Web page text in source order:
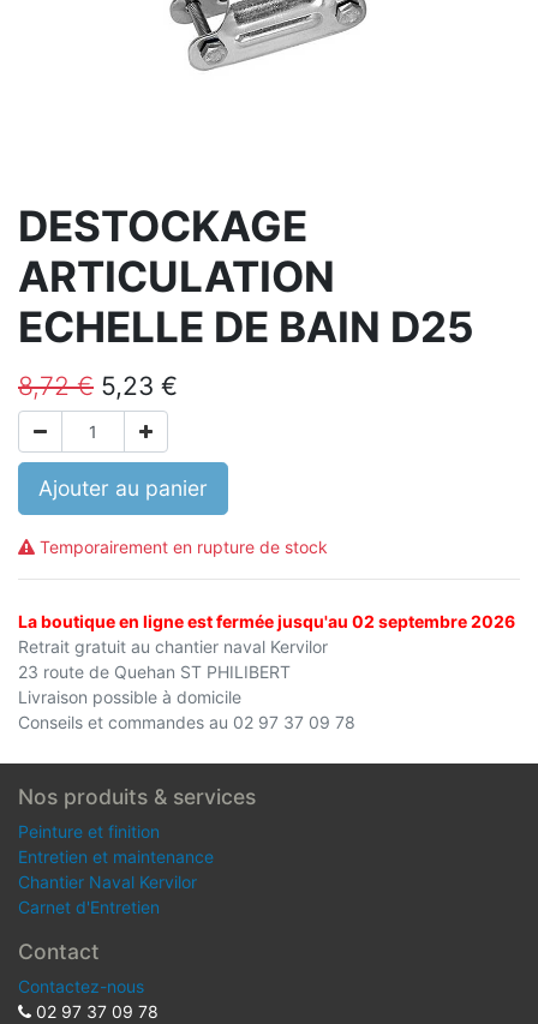
DESTOCKAGE
ARTICULATION
ECHELLE DE BAIN D25
8,72€ 5,23 €
Ajouter au panier
Temporairement en rupture de stock
La boutique en ligne est fermée jusqu'au 02 septembre 2026
Retrait gratuit au chantier naval Kervilor
23 route de Quehan ST PHILIBERT
Livraison possible à domicile
Conseils et commandes au 02 97 37 09 78
Nos produits & services
Peinture et finition
Entretien et maintenance
Chantier Naval Kervilor
Carnet d'Entretien
Contact
Contactez-nous
02 97 37 09 78